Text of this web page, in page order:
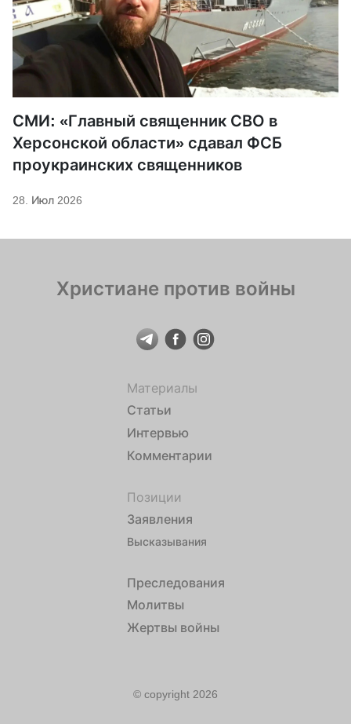
СМИ: «Главный священник СВО в
Херсонской области» сдавал ФСБ
проукраинских священников
28. Июл 2026
Христиане против войны
Материалы
Статьи
Интервью
Комментарии
Позиции
Заявления
Высказывания
Преследования
Молитвы
Жертвы войны
© copyright 2026